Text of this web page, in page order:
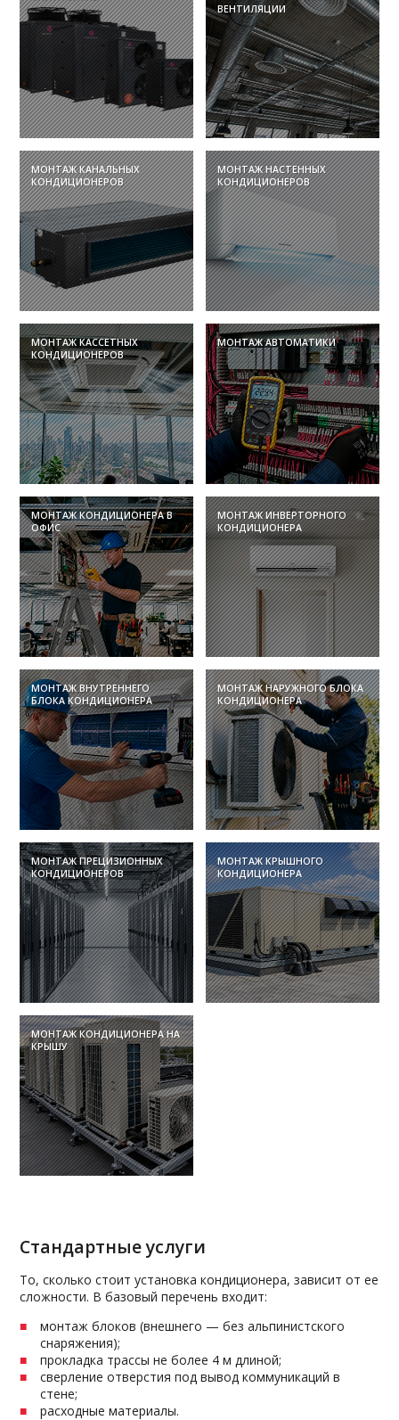
ВЕНТИЛЯЦИИ
МОНТАЖ КАНАЛЬНЫХ
КОНДИЦИОНЕРОВ
МОНТАЖ НАСТЕННЫХ
КОНДИЦИОНЕРОВ
МОНТАЖ КАССЕТНЫХ
КОНДИЦИОНЕРОВ
МОНТАЖ АВТОМАТИКИ
МОНТАЖ КОНДИЦИОНЕРА В
ОФИС
МОНТАЖ ИНВЕРТОРНОГО
КОНДИЦИОНЕРА
МОНТАЖ ВНУТРЕННЕГО
БЛОКА КОНДИЦИОНЕРА
МОНТАЖ НАРУЖНОГО БЛОКА
КОНДИЦИОНЕРА
МОНТАЖ ПРЕЦИЗИОННЫХ
КОНДИЦИОНЕРОВ
МОНТАЖ КРЫШНОГО
КОНДИЦИОНЕРА
МОНТАЖ КОНДИЦИОНЕРА НА
КРЫШУ
Стандартные услуги
То, сколько стоит установка кондиционера, зависит от ее
сложности. В базовый перечень входит:
монтаж блоков (внешнего — без альпинистского
снаряжения);
прокладка трассы не более 4 м длиной;
сверление отверстия под вывод коммуникаций в
стене;
расходные материалы.